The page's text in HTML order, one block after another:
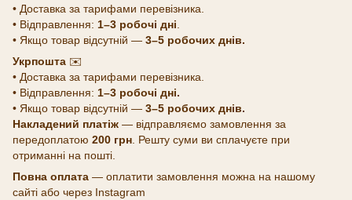
• Доставка за тарифами перевізника.
• Відправлення: 1–3 робочі дні
• Якщо товар відсутній — 3–5 робочих днів.
Укрпошта ✉️
• Доставка за тарифами перевізника.
• Відправлення: 1–3 робочі дні.
• Якщо товар відсутній — 3–5 робочих днів.
Накладений платіж — відправляємо замовлення за
передоплатою 200 грн . Решту суми ви сплачуєте при
отриманні на пошті.
Повна оплата — оплатити замовлення можна на нашому
сайті або через Instagram